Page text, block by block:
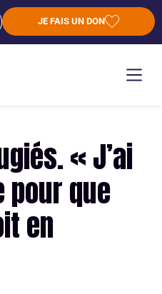
JE FAIS UN DON
« J’ai
pour que
en